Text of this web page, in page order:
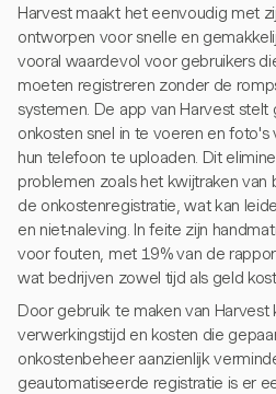
Harvest maakt het eenvoudig met
ontworpen voor snelle en
vooral waardevol voor gebruikers
moeten registreren zonder de
systemen. De app van Harvest stelt
onkosten snel in te voeren en
hun telefoon te uploaden. Dit
problemen zoals het kwijtraken van
de onkostenregistratie, wat kan
en niet-naleving. In feite zijn
voor fouten, met 19% van de
wat bedrijven zowel tijd als geld
Door gebruik te maken van Harvest
verwerkingstijd en kosten die
onkostenbeheer aanzienlijk
geautomatiseerde registratie is er